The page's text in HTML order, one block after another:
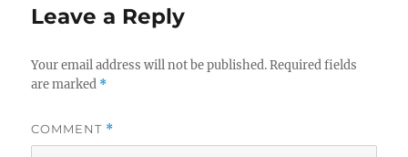
Leave a Reply
Your email address will not be published. Required fields
are marked *
COMMENT *